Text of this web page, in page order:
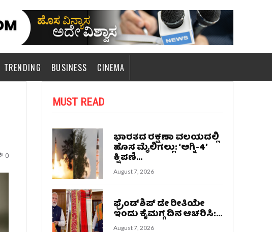
TRENDING BUSINESS CINEMA
0
MUST READ
ಭಾರತದ ರಕ್ಷಣಾ ವಲಯದಲ್ಲಿ
ಹೊಸ ಮೈಲಿಗಲ್ಲು: ‘ಅಗ್ನಿ-4’
ಕ್ಷಿಪಣಿ...
August 7, 2026
ಫ್ರೆಂಡ್​ಶಿಪ್ ಡೇ ರೀತಿಯೇ
ಇಂದು ಕೈಮಗ್ಗ ದಿನ ಆಚರಿಸಿ:...
August 7, 2026